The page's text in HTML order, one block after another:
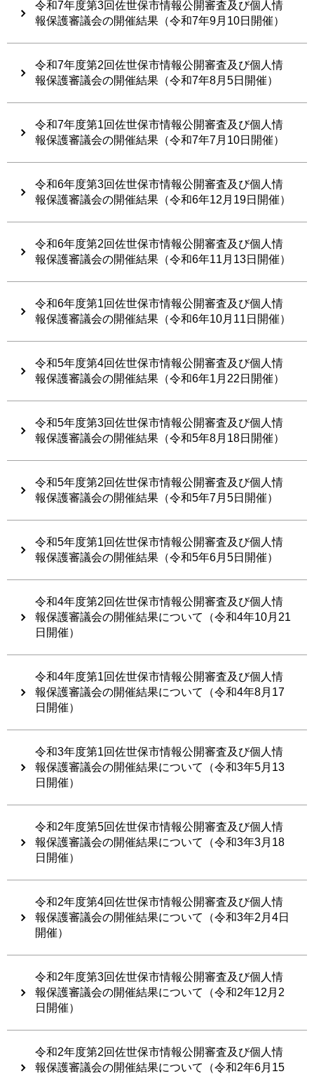
令和7年度第3回佐世保市情報公開審査及び個人情
報保護審議会の開催結果（令和7年9月10日開催）
令和7年度第2回佐世保市情報公開審査及び個人情
報保護審議会の開催結果（令和7年8月5日開催）
令和7年度第1回佐世保市情報公開審査及び個人情
報保護審議会の開催結果（令和7年7月10日開催）
令和6年度第3回佐世保市情報公開審査及び個人情
報保護審議会の開催結果（令和6年12月19日開催）
令和6年度第2回佐世保市情報公開審査及び個人情
報保護審議会の開催結果（令和6年11月13日開催）
令和6年度第1回佐世保市情報公開審査及び個人情
報保護審議会の開催結果（令和6年10月11日開催）
令和5年度第4回佐世保市情報公開審査及び個人情
報保護審議会の開催結果（令和6年1月22日開催）
令和5年度第3回佐世保市情報公開審査及び個人情
報保護審議会の開催結果（令和5年8月18日開催）
令和5年度第2回佐世保市情報公開審査及び個人情
報保護審議会の開催結果（令和5年7月5日開催）
令和5年度第1回佐世保市情報公開審査及び個人情
報保護審議会の開催結果（令和5年6月5日開催）
令和4年度第2回佐世保市情報公開審査及び個人情
報保護審議会の開催結果について（令和4年10月21
日開催）
令和4年度第1回佐世保市情報公開審査及び個人情
報保護審議会の開催結果について（令和4年8月17
日開催）
令和3年度第1回佐世保市情報公開審査及び個人情
報保護審議会の開催結果について（令和3年5月13
日開催）
令和2年度第5回佐世保市情報公開審査及び個人情
報保護審議会の開催結果について（令和3年3月18
日開催）
令和2年度第4回佐世保市情報公開審査及び個人情
報保護審議会の開催結果について（令和3年2月4日
開催）
令和2年度第3回佐世保市情報公開審査及び個人情
報保護審議会の開催結果について（令和2年12月2
日開催）
令和2年度第2回佐世保市情報公開審査及び個人情
報保護審議会の開催結果について（令和2年6月15